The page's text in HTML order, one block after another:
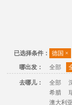
已选择条件： 德国 ×
哪出发：
全部
去哪儿： 全部
希腊
澳大利亚